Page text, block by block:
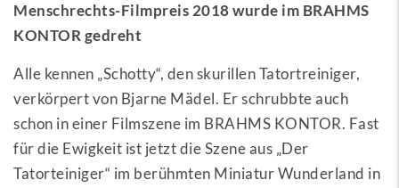
Menschrechts-Filmpreis 2018 wurde im BRAHMS
KONTOR gedreht
Alle kennen „Schotty“, den skurillen Tatortreiniger,
verkörpert von Bjarne Mädel. Er schrubbte auch
schon in einer Filmszene im BRAHMS KONTOR. Fast
für die Ewigkeit ist jetzt die Szene aus „Der
Tatorteiniger“ im berühmten Miniatur Wunderland in